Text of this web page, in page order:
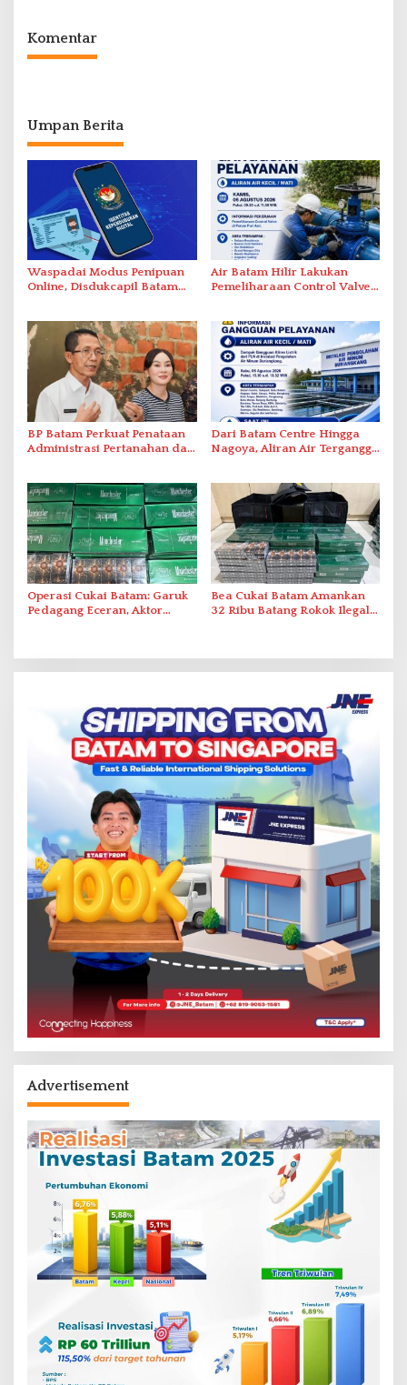
Komentar
Umpan Berita
Waspadai Modus Penipuan
Online, Disdukcapil Batam
Air Batam Hilir Lakukan
Pemeliharaan Control Valve,
BP Batam Perkuat Penataan
Administrasi Pertanahan dan
Dari Batam Centre Hingga
Nagoya, Aliran Air Terganggu
Operasi Cukai Batam: Garuk
Pedagang Eceran, Aktor
Bea Cukai Batam Amankan
32 Ribu Batang Rokok Ilegal
Advertisement